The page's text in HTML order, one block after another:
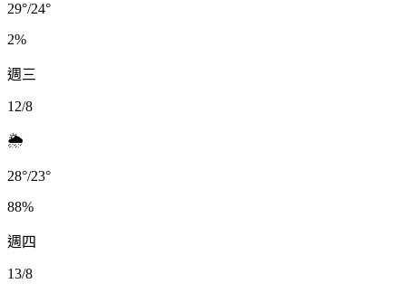
29°/24°
2%
週三
12/8
🌦️
28°/23°
88%
週四
13/8